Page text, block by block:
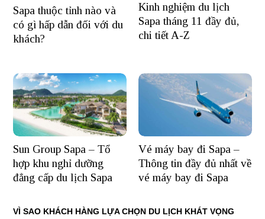
Sapa thuộc tỉnh nào và
có gì hấp dẫn đối với du
khách?
Kinh nghiệm du lịch
Sapa tháng 11 đầy đủ,
chi tiết A-Z
Sun Group Sapa – Tổ
hợp khu nghỉ dưỡng
đẳng cấp du lịch Sapa
Vé máy bay đi Sapa –
Thông tin đầy đủ nhất về
vé máy bay đi Sapa
VÌ SAO KHÁCH HÀNG LỰA CHỌN DU LỊCH KHÁT VỌNG